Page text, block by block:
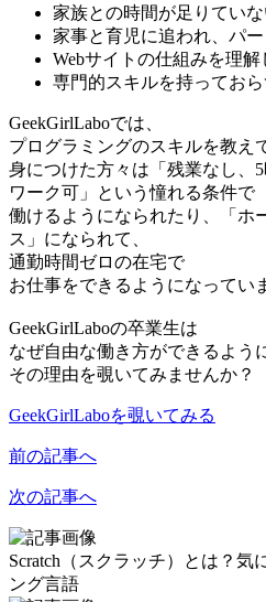
家族との時間が足りていな
家事と育児に追われ、パ
Webサイトの仕組みを理解
専門的スキルを持ってお
GeekGirlLaboでは、
プログラミングのスキルを教え
身につけた方々は「残業なし、
ワーク可」という憧れる条件で
働けるようになられたり、「ホ
ス」になられて、
通勤時間ゼロの在宅で
お仕事をできるようになってい
GeekGirlLaboの卒業生は
なぜ自由な働き方ができるよう
その理由を覗いてみませんか？
GeekGirlLaboを覗いてみる
前の記事へ
次の記事へ
Scratch（スクラッチ）とは？気
ング言語